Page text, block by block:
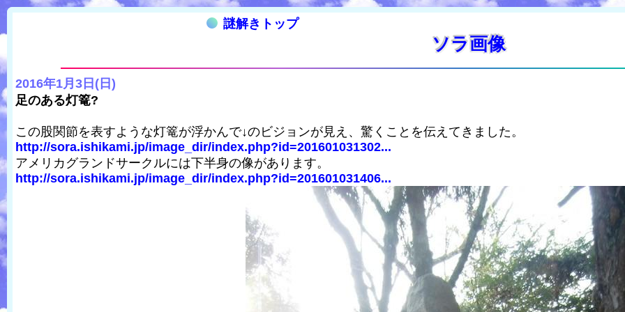
謎解きトップ
ソラ画像
2016年1月3日(日)
足のある灯篭?
この股関節を表すような灯篭が浮かんで↓のビジョンが見え、驚くことを伝えてきました。
http://sora.ishikami.jp/image_dir/index.php?id=201601031302...
アメリカグランドサークルには下半身の像があります。
http://sora.ishikami.jp/image_dir/index.php?id=201601031406...